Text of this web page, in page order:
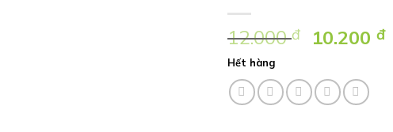
12.000đ
Giá
là:
12.000 ₫.
10.200đ
Hết hàng